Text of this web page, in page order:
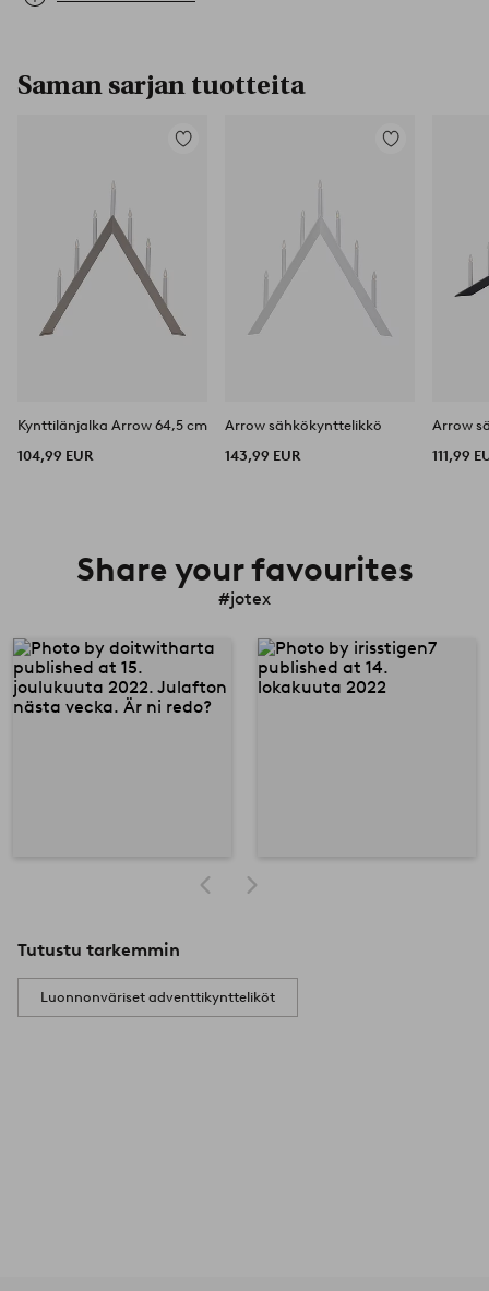
Saman sarjan tuotteita
Lisää
Kynttilänjalka Arrow 64,5 cm
104,99 EUR
Lisää
Arrow sähkökynttelikkö
143,99 EUR
Arrow
111,99
Share your favourites
#jotex
Tutustu tarkemmin
Luonnonväriset adventtikyntteliköt